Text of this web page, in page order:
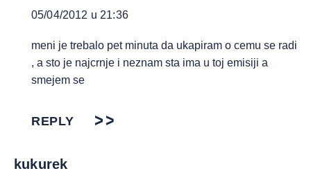
05/04/2012 u 21:36
meni je trebalo pet minuta da ukapiram o cemu se radi
, a sto je najcrnje i neznam sta ima u toj emisiji a
smejem se
REPLY
kukurek